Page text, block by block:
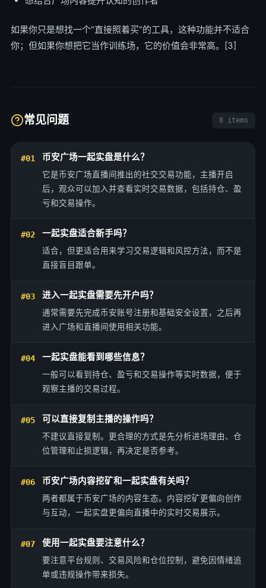
如果你只是想找一个“直接照着买”的工具，这种功能并不适合
你；但如果你想把它当作训练场，它的价值会非常高。[3]
常见问题 8 items
#01 币安广场一起实盘是什么？
它是币安广场直播间推出的社交交易功能，主播开启
后，观众可以加入并查看实时交易数据，包括持仓、盈
亏和交易操作。
#02 一起实盘适合新手吗？
适合，但更适合用来学习交易逻辑和风控方法，而不是
直接盲目跟单。
#03 进入一起实盘需要先开户吗？
通常需要先完成币安账号注册和基础安全设置，之后再
进入广场和直播间使用相关功能。
#04 一起实盘能看到哪些信息？
一般可以看到持仓、盈亏和交易操作等实时数据，便于
观察主播的交易过程。
#05 可以直接复制主播的操作吗？
不建议直接复制。更合理的方式是先分析进场理由、仓
位管理和止损逻辑，再决定是否参考。
#06 币安广场内容挖矿和一起实盘有关吗？
两者都属于币安广场的内容生态。内容挖矿更偏向创作
与互动，一起实盘更偏向直播中的实时交易展示。
#07 使用一起实盘要注意什么？
要注意平台规则、交易风险和仓位控制，避免因情绪追
单或违规操作带来损失。